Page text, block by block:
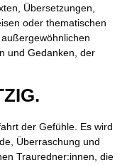
Übersetzungen,
oder thematischen
und Gedanken, der
der Gefühle. Es wird
Überraschung und
Trauredner:innen, die